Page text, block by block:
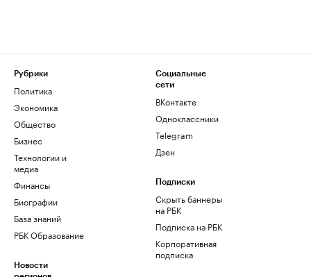
Рубрики
Политика
Экономика
Общество
Бизнес
Технологии и
медиа
Финансы
Биографии
База знаний
РБК Образование
Новости
Социальные
сети
ВКонтакте
Одноклассники
Telegram
Дзен
Подписки
Скрыть баннеры
на РБК
Подписка на РБК
Корпоративная
подписка